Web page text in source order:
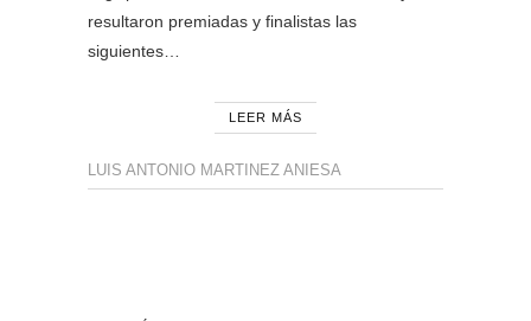
resultaron premiadas y finalistas las
siguientes…
LEER MÁS
LUIS ANTONIO MARTINEZ ANIESA